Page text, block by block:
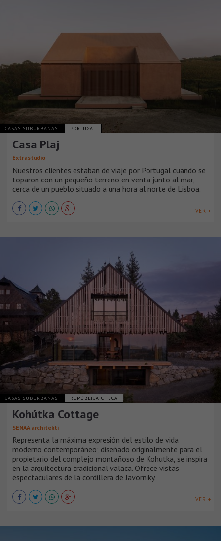
CASAS SUBURBANAS PORTUGAL
Casa Plaj
Extrastudio
Nuestros clientes estaban de viaje por Portugal cuando se
toparon con un pequeño terreno en venta junto al mar,
cerca de un pueblo situado a una hora al norte de Lisboa.
VER +
CASAS SUBURBANAS REPÚBLICA CHECA
Kohútka Cottage
SENAA architekti
Representa la máxima expresión del estilo de vida
moderno contemporáneo; diseñado originalmente para el
propietario del complejo montañoso de Kohutka, se inspira
en la arquitectura tradicional valaca. Ofrece vistas
espectaculares de la cordillera de Javorniky.
VER +